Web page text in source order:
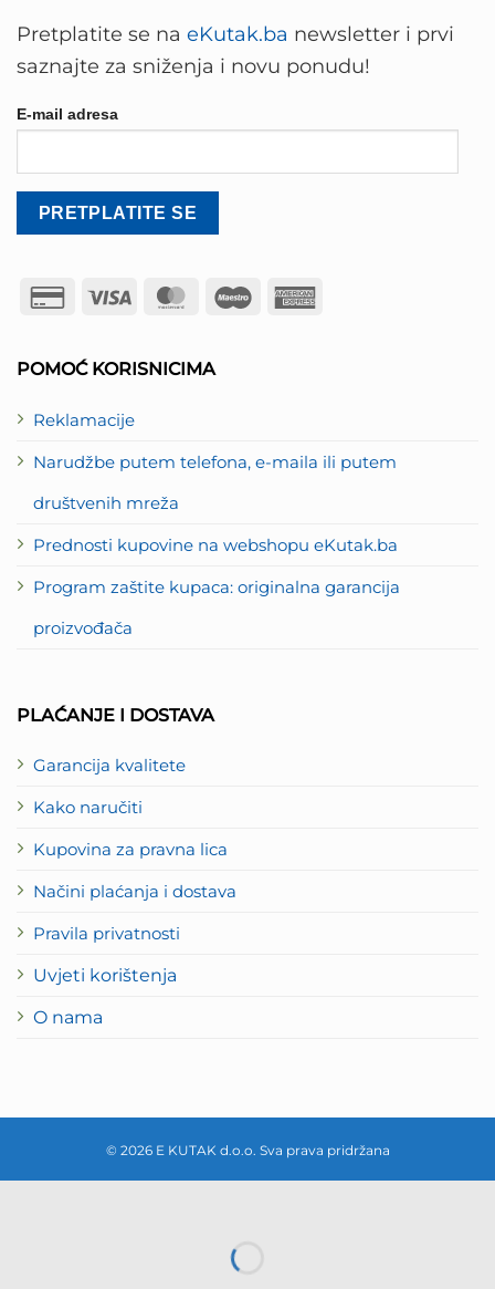
POMOĆ KORISNICIMA
Reklamacije
Narudžbe putem telefona, e-maila ili putem
društvenih mreža
Prednosti kupovine na webshopu eKutak.ba
Program zaštite kupaca: originalna garancija
proizvođača
PLAĆANJE I DOSTAVA
Garancija kvalitete
Kako naručiti
Kupovina za pravna lica
Načini plaćanja i dostava
Pravila privatnosti
Uvjeti korištenja
O nama
Pretplatite se na eKutak.ba newsletter i prvi
saznajte za sniženja i novu ponudu!
E-mail adresa
Credit
Visa MasterCard
Maestro
© 2026 E KUTAK d.o.o. Sva prava pridržana